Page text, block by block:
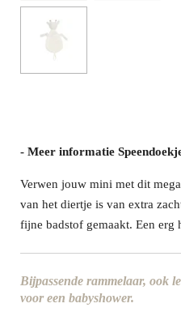
- Meer informatie
Verwen jouw mini met dit
van het diertje is van extra
fijne badstof gemaakt. Een erg
Bijpassende rammelaar, ook
voor een babyshower.